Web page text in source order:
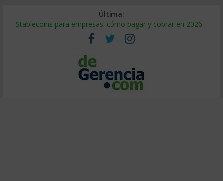
Última:
Stablecoins para empresas: cómo pagar y cobrar en 2026
Despido silencioso: qué es y por qué sale tan caro
IA en selección de personal: cómo auditarla a tiempo
Trabajo forzoso en la cadena de suministro: qué hacer
Mercado hispano de EE. UU.: cómo segmentarlo y venderle